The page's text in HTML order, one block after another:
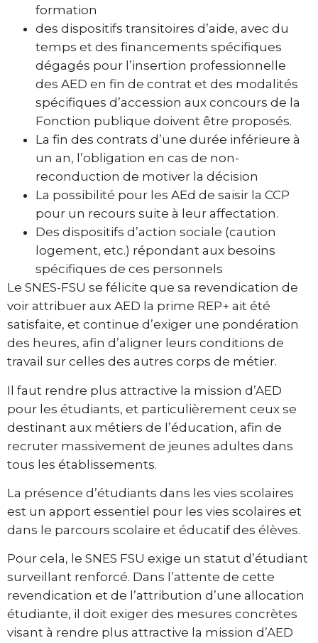
formation
des dispositifs transitoires d’aide, avec du
temps et des financements spécifiques
dégagés pour l’insertion professionnelle
des AED en fin de contrat et des modalités
spécifiques d’accession aux concours de la
Fonction publique doivent être proposés.
La fin des contrats d’une durée inférieure à
un an, l’obligation en cas de non-
reconduction de motiver la décision
La possibilité pour les AEd de saisir la CCP
pour un recours suite à leur affectation.
Des dispositifs d’action sociale (caution
logement, etc.) répondant aux besoins
spécifiques de ces personnels
Le SNES-FSU se félicite que sa revendication de
voir attribuer aux AED la prime REP+ ait été
satisfaite, et continue d’exiger une pondération
des heures, afin d’aligner leurs conditions de
travail sur celles des autres corps de métier.
Il faut rendre plus attractive la mission d’AED
pour les étudiants, et particulièrement ceux se
destinant aux métiers de l’éducation, afin de
recruter massivement de jeunes adultes dans
tous les établissements.
La présence d’étudiants dans les vies scolaires
est un apport essentiel pour les vies scolaires et
dans le parcours scolaire et éducatif des élèves.
Pour cela, le SNES FSU exige un statut d’étudiant
surveillant renforcé. Dans l’attente de cette
revendication et de l’attribution d’une allocation
étudiante, il doit exiger des mesures concrètes
visant à rendre plus attractive la mission d’AED